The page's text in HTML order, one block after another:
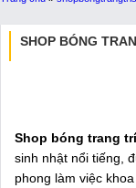
SHOP BÓNG
Shop bóng trang
sinh nhật nổi tiếng,
phong làm việc